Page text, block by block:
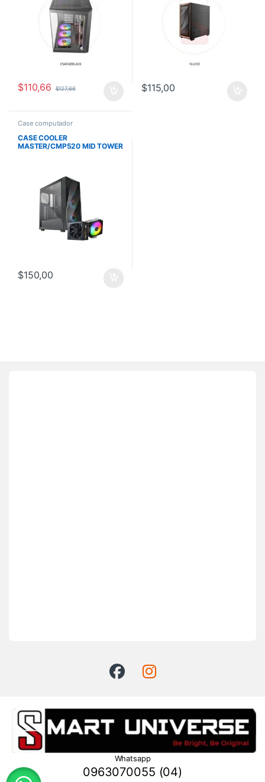
$110,66 $127,66 $115,00
Case computador
CASE COOLER
MASTER/CMP520 MID TOWER
$150,00
Whatsapp
0963070055 (04)